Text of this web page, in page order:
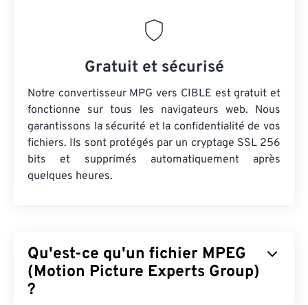
Gratuit et sécurisé
Notre convertisseur MPG vers CIBLE est gratuit et
fonctionne sur tous les navigateurs web. Nous
garantissons la sécurité et la confidentialité de vos
fichiers. Ils sont protégés par un cryptage SSL 256
bits et supprimés automatiquement après
quelques heures.
Qu'est-ce qu'un fichier MPEG
(Motion Picture Experts Group)
?